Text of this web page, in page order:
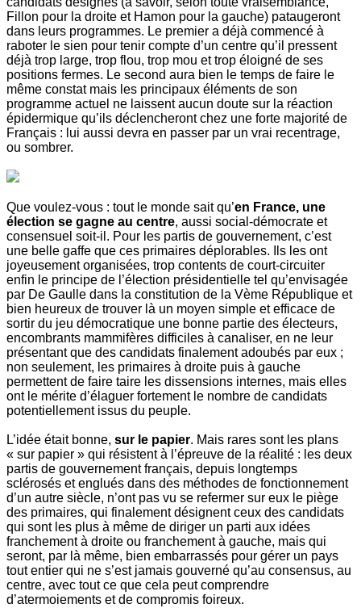
Fillon pour la droite et Hamon pour la gauche) pataugeront
dans leurs programmes. Le premier a déjà commencé à
raboter le sien pour tenir compte d’un centre qu’il pressent
déjà trop large, trop flou, trop mou et trop éloigné de ses
positions fermes. Le second aura bien le temps de faire le
même constat mais les principaux éléments de son
programme actuel ne laissent aucun doute sur la réaction
épidermique qu’ils déclencheront chez une forte majorité de
Français : lui aussi devra en passer par un vrai recentrage,
ou sombrer.
Que voulez-vous : tout le monde sait qu’en France, une
élection se gagne au centre, aussi social-démocrate et
consensuel soit-il. Pour les partis de gouvernement, c’est
une belle gaffe que ces primaires déplorables. Ils les ont
joyeusement organisées, trop contents de court-circuiter
enfin le principe de l’élection présidentielle tel qu’envisagée
par De Gaulle dans la constitution de la Vème République et
bien heureux de trouver là un moyen simple et efficace de
sortir du jeu démocratique une bonne partie des électeurs,
encombrants mammifères difficiles à canaliser, en ne leur
présentant que des candidats finalement adoubés par eux ;
non seulement, les primaires à droite puis à gauche
permettent de faire taire les dissensions internes, mais elles
ont le mérite d’élaguer fortement le nombre de candidats
potentiellement issus du peuple.
L’idée était bonne, sur le papier. Mais rares sont les plans
« sur papier » qui résistent à l’épreuve de la réalité : les deux
partis de gouvernement français, depuis longtemps
sclérosés et englués dans des méthodes de fonctionnement
d’un autre siècle, n’ont pas vu se refermer sur eux le piège
des primaires, qui finalement désignent ceux des candidats
qui sont les plus à même de diriger un parti aux idées
franchement à droite ou franchement à gauche, mais qui
seront, par là même, bien embarrassés pour gérer un pays
tout entier qui ne s’est jamais gouverné qu’au consensus, au
centre, avec tout ce que cela peut comprendre
d’atermoiements et de compromis foireux.